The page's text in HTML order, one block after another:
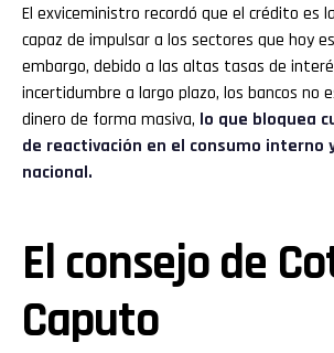
El exviceministro recordó que el crédito es
capaz de impulsar a los sectores que hoy
embargo, debido a las altas tasas de
incertidumbre a largo plazo, los bancos no
dinero de forma masiva, lo que bloquea
de reactivación en el consumo interno
nacional.
El consejo de
Caputo